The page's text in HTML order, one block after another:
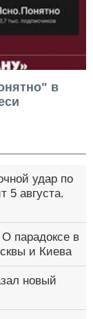
в
удар по
5 августа.
парадоксе в
и Киева
новый